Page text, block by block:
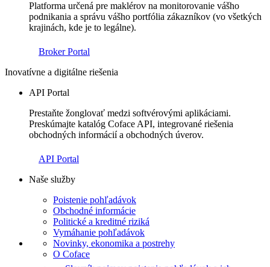
Platforma určená pre maklérov na monitorovanie vášho
podnikania a správu vášho portfólia zákazníkov (vo všetkých
krajinách, kde je to legálne).
Broker Portal
Inovatívne a digitálne riešenia
API Portal
Prestaňte žonglovať medzi softvérovými aplikáciami.
Preskúmajte katalóg Coface API, integrované riešenia
obchodných informácií a obchodných úverov.
API Portal
Naše služby
Poistenie pohľadávok
Obchodné informácie
Politické a kreditné riziká
Vymáhanie pohľadávok
Novinky, ekonomika a postrehy
O Coface